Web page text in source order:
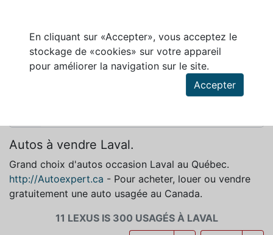
En cliquant sur «Accepter», vous acceptez le
stockage de «cookies» sur votre appareil
pour améliorer la navigation sur le site.
Accepter
LEXUS IS 300 À VENDRE À LAVAL
Autos à vendre Laval.
Grand choix d'autos occasion Laval au Québec.
http://Autoexpert.ca - Pour acheter, louer ou vendre
gratuitement une auto usagée au Canada.
11 LEXUS IS 300 USAGÉS À LAVAL